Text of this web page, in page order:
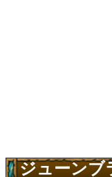
ジューンブ